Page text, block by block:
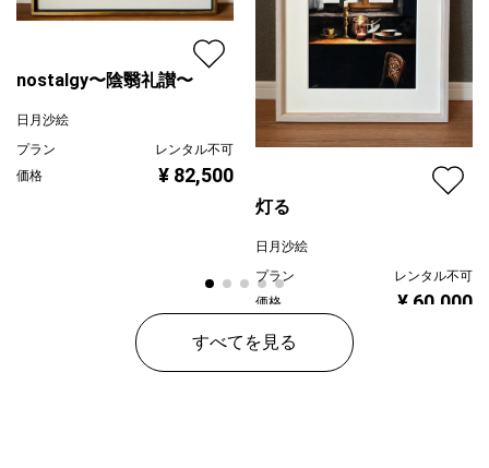
nostalgy〜陰翳礼讃〜
日月沙絵
プラン
レンタル不可
価格
¥ 82,500
灯る
日月沙絵
プラン
レンタル不可
価格
¥ 60,000
すべてを見る